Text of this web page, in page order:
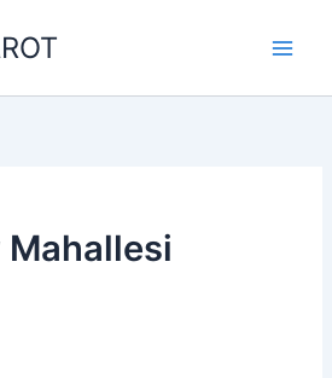
Mahallesi